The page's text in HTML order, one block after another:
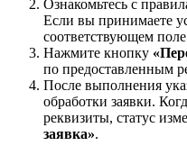
Ознакомьтесь с
Если вы принимаете
соответствующем
Нажмите кнопку
по предоставленным
После выполнения
обработки заявки.
реквизиты, статус
заявка».